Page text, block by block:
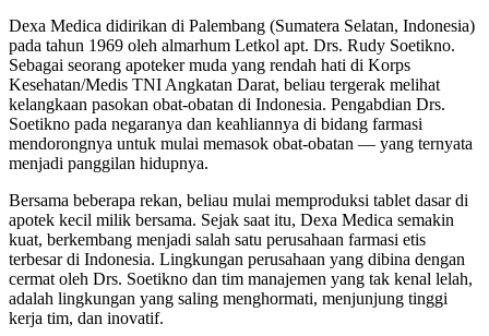
Dexa Medica didirikan di Palembang (Sumatera Selatan, Indonesia)
pada tahun 1969 oleh almarhum Letkol apt. Drs. Rudy Soetikno.
Sebagai seorang apoteker muda yang rendah hati di Korps
Kesehatan/Medis TNI Angkatan Darat, beliau tergerak melihat
kelangkaan pasokan obat-obatan di Indonesia. Pengabdian Drs.
Soetikno pada negaranya dan keahliannya di bidang farmasi
mendorongnya untuk mulai memasok obat-obatan — yang ternyata
menjadi panggilan hidupnya.
Bersama beberapa rekan, beliau mulai memproduksi tablet dasar di
apotek kecil milik bersama. Sejak saat itu, Dexa Medica semakin
kuat, berkembang menjadi salah satu perusahaan farmasi etis
terbesar di Indonesia. Lingkungan perusahaan yang dibina dengan
cermat oleh Drs. Soetikno dan tim manajemen yang tak kenal lelah,
adalah lingkungan yang saling menghormati, menjunjung tinggi
kerja tim, dan inovatif.